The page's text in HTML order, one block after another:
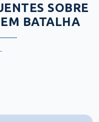
SOBRE
BATALHA